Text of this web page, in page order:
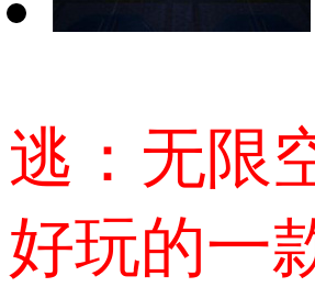
逃：无限
好玩的一